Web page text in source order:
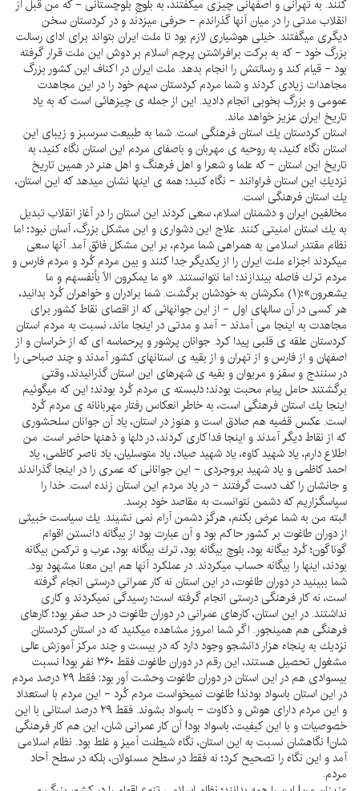
كنند. به تهرانى و اصفهانى چيزى ميگفتند، به بلوچِ بلوچستانى - كه من قبل از
انقلاب مدتى را در ميان آنها گذراندم - حرفى ميزدند و در كردستان سخن
ديگرى ميگفتند. خيلى هوشيارى لازم بود تا ملت ايران بتواند براى اداى رسالت
بزرگ خود - كه به بركت برافراشتن پرچم اسلام بر دوش اين ملت قرار گرفته
بود - قيام كند و رسالتش را انجام بدهد. ملت ايران در اكناف اين كشور بزرگ
مجاهدات زيادى كردند و شما مردم كردستان سهم خود را در اين مجاهدت
عمومى و بزرگ بخوبى انجام داديد. اين از جمله ى چيزهائى است كه به ياد
تاريخ ايران عزيز خواهد ماند.
استان كردستان يك استان فرهنگى است. شما به طبيعت سرسبز و زيباى اين
استان نگاه كنيد، به روحيه ى مهربان و باصفاى مردم اين استان نگاه كنيد، به
تاريخ اين استان - كه علما و شعرا و اهل فرهنگ و اهل هنر در همين تاريخ
نزديكِ اين استان فراوانند - نگاه كنيد؛ همه ى اينها نشان ميدهد كه اين استان،
يك استان فرهنگى است.
مخالفين ايران و دشمنان اسلام، سعى كردند اين استان را در آغاز انقلاب تبديل
به يك استان امنيتى كنند. علاج اين دشوارى و اين مشكل بزرگ، آسان نبود؛ اما
نظام مقتدر اسلامى به همراهى شما مردم، بر اين مشكل فائق آمد. آنها سعى
ميكردند اجزاء ملت ايران را از يكديگر جدا كنند و بين مردم كُرد و مردم فارس و
مردم ترك فاصله بيندازند؛ اما نتوانستند. «و ما يمكرون الّا بأنفسهم و ما
يشعرون»؛(۱) مكرشان به خودشان برگشت. شما برادران و خواهران كُرد بدانيد،
هر كسى در آن سالهاى اول - از اين جوانهائى كه از اقصاى نقاط كشور براى
مجاهدت به اينجا مى آمدند - آمد و مدتى در اينجا ماند، نسبت به مردم استان
كردستان علقه ى قلبى پيدا كرد. جوانان پرشور و پرحماسه اى كه از خراسان و از
اصفهان و از فارس و از تهران و از بقيه ى استانهاى كشور آمدند و چند صباحى را
در سنندج و سقز و مريوان و بقيه ى شهرهاى اين استان گذرانيدند، وقتى
برگشتند حامل پيام محبت بودند؛ دلبسته ى مردم كُرد بودند؛ اين كه ميگوئيم
اينجا يك استان فرهنگى است، به خاطر انعكاس رفتار مهربانانه ى مردم كُرد
است. عكس قضيه هم صادق است و هنوز در استان، ياد آن جوانان سلحشورى
كه از نقاط ديگر آمدند و اينجا فداكارى كردند، در دلها و ذهنها حاضر است. من
اطلاع دارم، ياد شهيد كاوه، ياد شهيد صياد، ياد متوسليان، ياد ناصر كاظمى، ياد
احمد كاظمى و ياد شهيد بروجردى - اين جوانانى كه عمرى را در اينجا گذراندند
و جانشان را كف دست گرفتند - در ياد مردم اين استان زنده است. خدا را
سپاسگزاريم كه دشمن نتوانست به مقاصد خود برسد.
البته من به شما عرض بكنم، هرگز دشمن آرام نمى نشيند. يك سياست خبيثى
از دوران طاغوت بر كشور حاكم بود و آن عبارت بود از بيگانه دانستن اقوام
گوناگون؛ كُرد بيگانه بود، بلوچ بيگانه بود، ترك بيگانه بود، عرب و تركمن بيگانه
بودند، اينها را بيگانه حساب ميكردند. در عملكرد آنها هم اين معنا مشهود بود.
شما ببينيد در دوران طاغوت، در اين استان نه كار عمرانىِ درستى انجام گرفته
است، نه كار فرهنگى درستى انجام گرفته است؛ رسيدگى نميكردند و كارى
نداشتند. در اين استان، كارهاى عمرانى در دوران طاغوت در حد صفر بود؛ كارهاى
فرهنگى هم همينجور. اگر شما امروز مشاهده ميكنيد كه در استان كردستان
نزديك به پنجاه هزار دانشجو وجود دارد كه در بيست و چند مركز آموزش عالى
مشغول تحصيل هستند، اين رقم در دوران طاغوت فقط ۳۶۰ نفر بود! نسبت
بيسوادى هم در اين استان در دوران طاغوت وحشت آور بود: فقط ۲۹ درصد مردم
در اين استان باسواد بودند! طاغوت نميخواست مردم كُرد - اين مردم با استعداد
و اين مردم داراى هوش و ذكاوت - باسواد بشوند. فقط ۲۹ درصد استانى با اين
خصوصيات و با اين كيفيت، باسواد بود! آن كار عمرانى شان، اين هم كار فرهنگى
شان! نگاهشان نسبت به اين استان، نگاه شيطنت آميز و غلط بود. نظام اسلامى
آمد و اين نگاه را تصحيح كرد؛ نه فقط در سطح مسئولان، بلكه در سطح آحاد
مردم.